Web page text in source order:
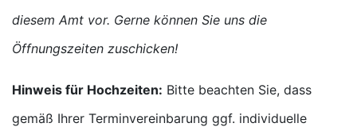
diesem Amt vor. Gerne können Sie uns die
Öffnungszeiten zuschicken!
Hinweis für Hochzeiten: Bitte beachten Sie, dass
gemäß Ihrer Terminvereinbarung ggf. individuelle